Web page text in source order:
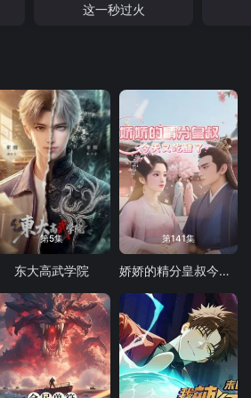
这一秒过火
第5集
东大高武学院
第141集
娇娇的精分皇叔今天又吃醋了